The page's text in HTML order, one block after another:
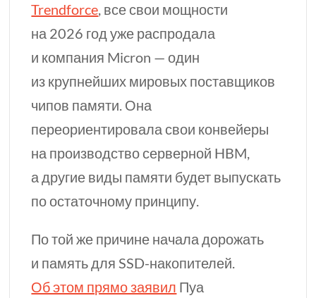
Trendforce, все свои мощности
на 2026 год уже распродала
и компания Micron — один
из крупнейших мировых поставщиков
чипов памяти. Она
переориентировала свои конвейеры
на производство серверной HBM,
а другие виды памяти будет выпускать
по остаточному принципу.
Потой же причине начала дорожать
и память дляSSD-накопителей.
Об этом прямо заявил Пуа